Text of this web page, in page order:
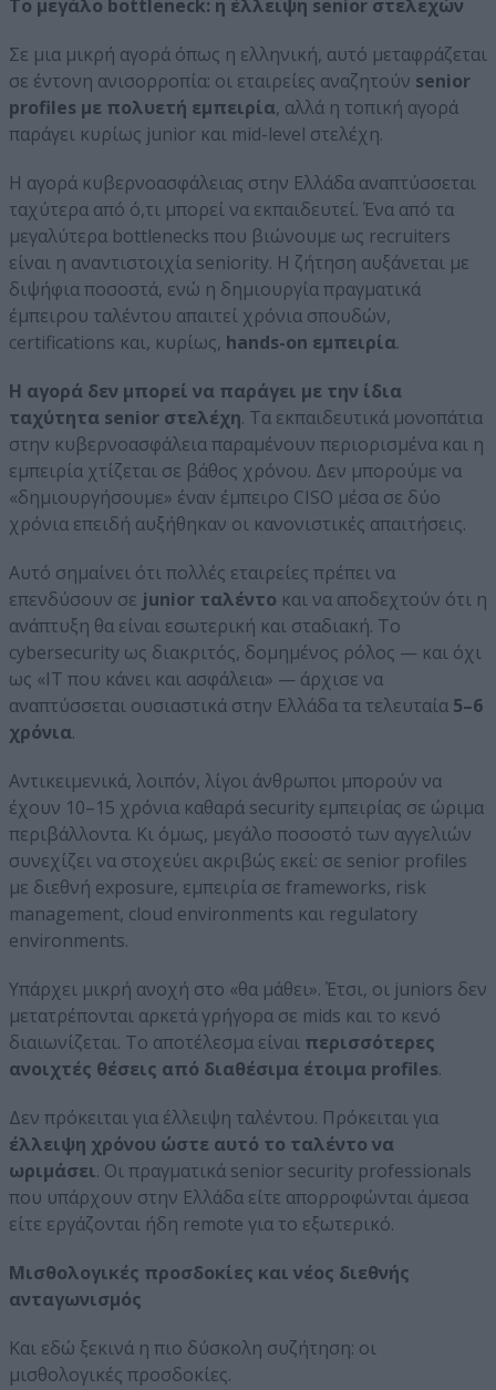
Το μεγάλο bottleneck: η έλλειψη senior στελεχών
Σε μια μικρή αγορά όπως η ελληνική, αυτό μεταφράζεται
σε έντονη ανισορροπία: οι εταιρείες αναζητούν senior
profiles με πολυετή εμπειρία, αλλά η τοπική αγορά
παράγει κυρίως junior και mid-level στελέχη.
Η αγορά κυβερνοασφάλειας στην Ελλάδα αναπτύσσεται
ταχύτερα από ό,τι μπορεί να εκπαιδευτεί. Ένα από τα
μεγαλύτερα bottlenecks που βιώνουμε ως recruiters
είναι η αναντιστοιχία seniority. Η ζήτηση αυξάνεται με
διψήφια ποσοστά, ενώ η δημιουργία πραγματικά
έμπειρου ταλέντου απαιτεί χρόνια σπουδών,
certifications και, κυρίως, hands-on εμπειρία.
Η αγορά δεν μπορεί να παράγει με την ίδια
ταχύτητα senior στελέχη. Τα εκπαιδευτικά μονοπάτια
στην κυβερνοασφάλεια παραμένουν περιορισμένα και η
εμπειρία χτίζεται σε βάθος χρόνου. Δεν μπορούμε να
«δημιουργήσουμε» έναν έμπειρο CISO μέσα σε δύο
χρόνια επειδή αυξήθηκαν οι κανονιστικές απαιτήσεις.
Αυτό σημαίνει ότι πολλές εταιρείες πρέπει να
επενδύσουν σε junior ταλέντο και να αποδεχτούν ότι η
ανάπτυξη θα είναι εσωτερική και σταδιακή. Το
cybersecurity ως διακριτός, δομημένος ρόλος — και όχι
ως «IT που κάνει και ασφάλεια» — άρχισε να
αναπτύσσεται ουσιαστικά στην Ελλάδα τα τελευταία 5–6
χρόνια.
Αντικειμενικά, λοιπόν, λίγοι άνθρωποι μπορούν να
έχουν 10–15 χρόνια καθαρά security εμπειρίας σε ώριμα
περιβάλλοντα. Κι όμως, μεγάλο ποσοστό των αγγελιών
συνεχίζει να στοχεύει ακριβώς εκεί: σε senior profiles
με διεθνή exposure, εμπειρία σε frameworks, risk
management, cloud environments και regulatory
environments.
Υπάρχει μικρή ανοχή στο «θα μάθει». Έτσι, οι juniors δεν
μετατρέπονται αρκετά γρήγορα σε mids και το κενό
διαιωνίζεται. Το αποτέλεσμα είναι περισσότερες
ανοιχτές θέσεις από διαθέσιμα έτοιμα profiles.
Δεν πρόκειται για έλλειψη ταλέντου. Πρόκειται για
έλλειψη χρόνου ώστε αυτό το ταλέντο να
ωριμάσει. Οι πραγματικά senior security professionals
που υπάρχουν στην Ελλάδα είτε απορροφώνται άμεσα
είτε εργάζονται ήδη remote για το εξωτερικό.
Μισθολογικές προσδοκίες και νέος διεθνής
ανταγωνισμός
Και εδώ ξεκινά η πιο δύσκολη συζήτηση: οι
μισθολογικές προσδοκίες.